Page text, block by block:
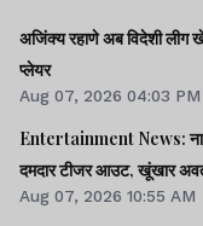
अजिंक्य रहाणे अब विदेशी लीग
प्लेयर
Aug 07, 2026 04:03 PM
Entertainment News:
दमदार टीजर आउट, खूंखार
Aug 07, 2026 10:55 AM